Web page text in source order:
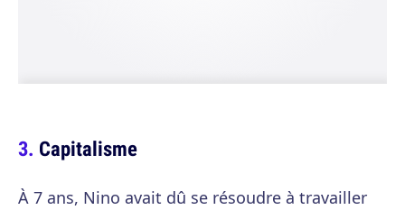
Capitalisme
À 7 ans, Nino avait dû se résoudre à travailler